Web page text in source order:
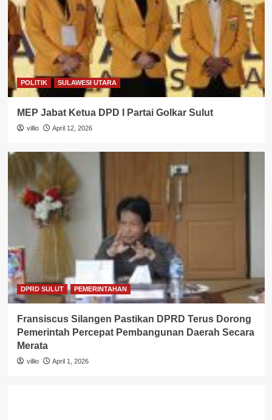
POLITIK SULAWESI UTARA
MEP Jabat Ketua DPD I Partai Golkar Sulut
villio April 12, 2026
DPRD SULUT PEMERINTAHAN
Fransiscus Silangen Pastikan DPRD Terus Dorong
Pemerintah Percepat Pembangunan Daerah Secara
Merata
villio April 1, 2026